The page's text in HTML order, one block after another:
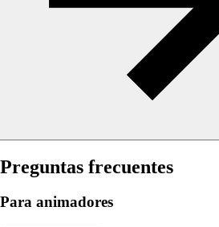
Preguntas frecuentes
Para animadores